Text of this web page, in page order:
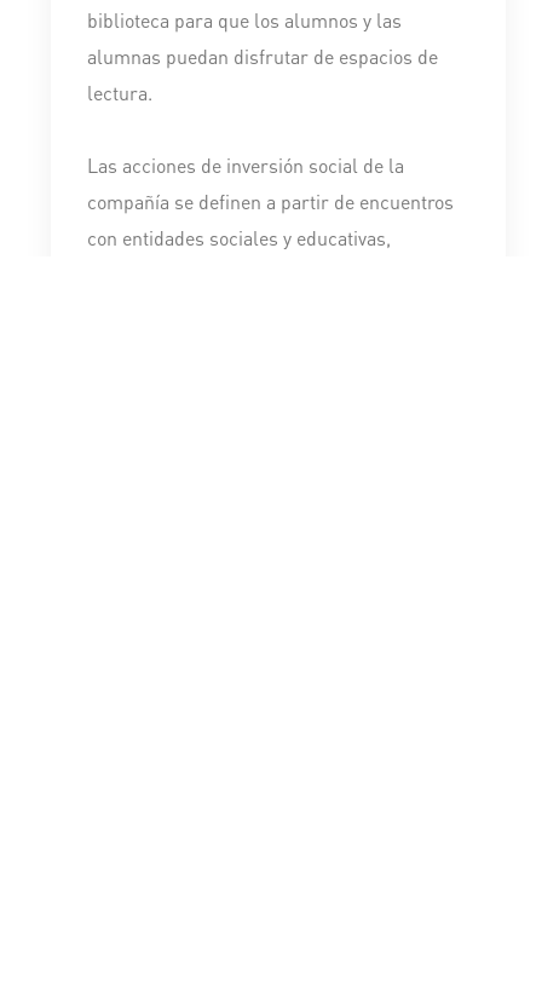
biblioteca para que los alumnos y las
alumnas puedan disfrutar de espacios de
lectura.
Las acciones de inversión social de la
compañía se definen a partir de encuentros
con entidades sociales y educativas,